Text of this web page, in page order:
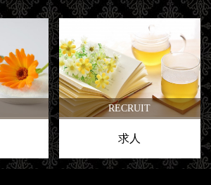
RECRUIT
求人